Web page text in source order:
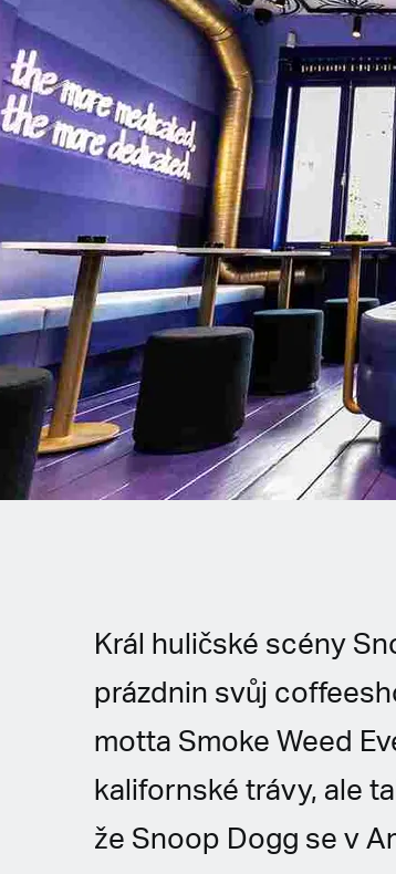
States)
America)
Král huličské scény
prázdnin svůj
motta Smoke Weed
kalifornské trávy, ale
že Snoop Dogg se v